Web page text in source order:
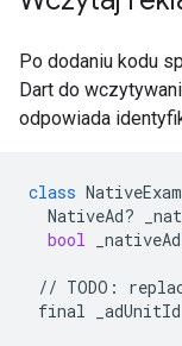
Po dodaniu kodu
Dart do
odpowiada
class
NativeAd?
bool
// TODO :
final
_adUnitId